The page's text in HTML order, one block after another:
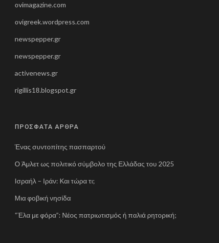
ovimagazine.com
ovigreek.wordpress.com
newspepper.gr
newspepper.gr
activenews.gr
rigillis18.blogspot.gr
ΠΡΟΣΦΑΤΑ ΑΡΘΡΑ
Ένας συντοπίτης πασπαρτού
Ο Άμλετ ως πολιτικό σύμβολο της Ελλάδας του 2025
Ισραήλ – Ιράν: Και τώρα τι;
Μια φοβική νησίδα
“Έλα με φόρα”: Νέος πατριωτισμός ή παλιά ρητορική;